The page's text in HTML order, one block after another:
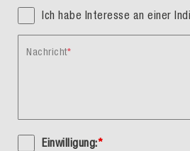
Ich habe Interesse an einer
Nachricht
Einwilligung:*